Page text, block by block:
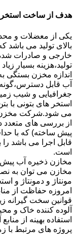
هدف از ساخت
یکی از معضلات و
بالای تولید می باشد
خارجی و صادرات شده
تولید،هزینه بسیار
اندازه مخزن
آب قابل
جغرافیایی و شیب
استخر های بتونی با
می شود.شرکت مخزن
از بررسی های متعدد
پیش ساخته) که با
قابل اجرا می باشد را
است.
مخازن ذخیره آب
مخازن می توان به
مونتاژ و دمونتاژ و
امروزه حفاظت از
قوانین سخت
آلوده کننده خاک و
استفاده بهینه از
پروژه های مرتبط با